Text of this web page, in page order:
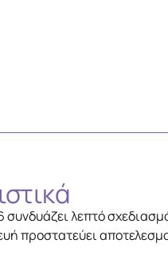
λεπτό
προστατεύει